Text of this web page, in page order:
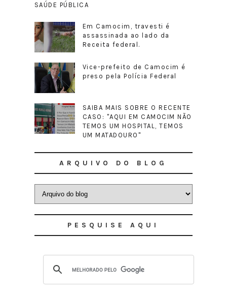
SAÚDE PÚBLICA
Em Camocim, travesti é
assassinada ao lado da
Receita federal.
Vice-prefeito de Camocim é
preso pela Polícia Federal
SAIBA MAIS SOBRE O RECENTE
CASO: "AQUI EM CAMOCIM NÃO
TEMOS UM HOSPITAL, TEMOS
UM MATADOURO"
ARQUIVO DO BLOG
PESQUISE AQUI